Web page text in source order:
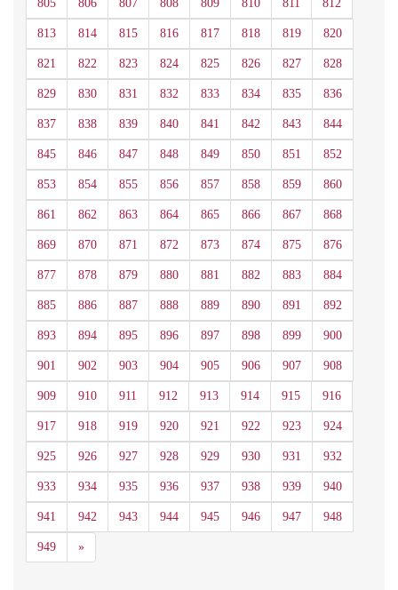
805 806 807 808 809 810 811 812
813 814 815 816 817 818 819 820
821 822 823 824 825 826 827 828
829 830 831 832 833 834 835 836
837 838 839 840 841 842 843 844
845 846 847 848 849 850 851 852
853 854 855 856 857 858 859 860
861 862 863 864 865 866 867 868
869 870 871 872 873 874 875 876
877 878 879 880 881 882 883 884
885 886 887 888 889 890 891 892
893 894 895 896 897 898 899 900
901 902 903 904 905 906 907 908
909 910 911 912 913 914 915 916
917 918 919 920 921 922 923 924
925 926 927 928 929 930 931 932
933 934 935 936 937 938 939 940
941 942 943 944 945 946 947 948
949 »Siguiente